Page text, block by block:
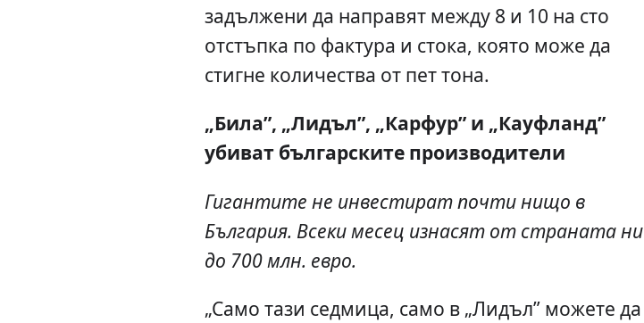
задължени да направят между 8 и 10 на сто
отстъпка по фактура и стока, която може да
стигне количества от пет тона.
„Била”, „Лидъл”, „Карфур” и „Кауфланд”
убиват българските производители
Гигантите не инвестират почти нищо в
България. Всеки месец изнасят от страната ни
до 700 млн. евро.
„Само тази седмица, само в „Лидъл” можете да